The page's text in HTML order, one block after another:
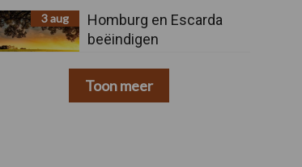
3 aug
Homburg en Escarda
beëindigen
Toon meer